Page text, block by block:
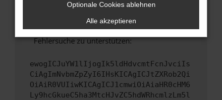
hast, kontaktiere uns bitte. Wir werden
versuchen, das Problem zu beheben. Du kannst
uns diesen Text schicken, um uns bei der
Fehlersuche zu unterstützen:
ewogICJuYW1lIjogIk5ldHdvcmtFcnJvciIs
CiAgImNvbmZpZyI6IHsKICAgICJtZXRob2Qi
OiAiR0VUIiwKICAgICJ1cmwiOiAiaHR0cHM6
Ly9hcGkueC5ha3MtcHJvZC5hdWRhcmlzLm5l
Optionale Cookies ablehnen
Alle akzeptieren